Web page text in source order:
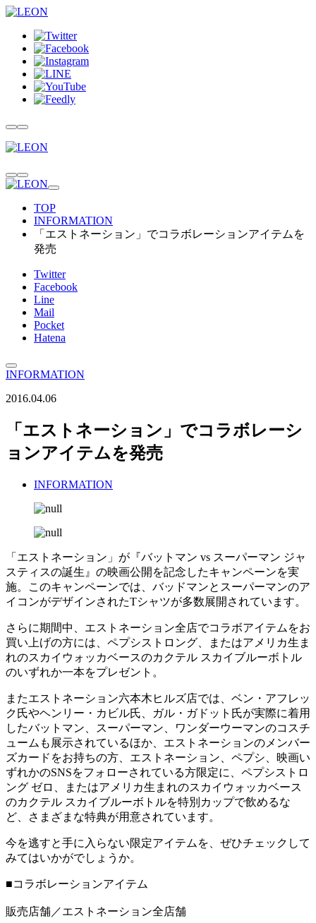
TOP
INFORMATION
「エストネーション」でコラボレーションアイテムを
発売
Twitter
Facebook
Line
Mail
Pocket
Hatena
INFORMATION
2016.04.06
「エストネーション」でコラボレーシ
ョンアイテムを発売
INFORMATION
「エストネーション」が『バットマン vs スーパーマン ジャ
スティスの誕生』の映画公開を記念したキャンペーンを実
施。このキャンペーンでは、バッドマンとスーパーマンのア
イコンがデザインされたTシャツが多数展開されています。
さらに期間中、エストネーション全店でコラボアイテムをお
買い上げの方には、ペプシストロング、またはアメリカ生ま
れのスカイウォッカベースのカクテル スカイブルーボトル
のいずれか一本をプレゼント。
またエストネーション六本木ヒルズ店では、ベン・アフレッ
ク氏やヘンリー・カビル氏、ガル・ガドット氏が実際に着用
したバットマン、スーパーマン、ワンダーウーマンのコスチ
ュームも展示されているほか、エストネーションのメンバー
ズカードをお持ちの方、エストネーション、ペプシ、映画い
ずれかのSNSをフォローされている方限定に、ペプシストロ
ング ゼロ、またはアメリカ生まれのスカイウォッカベース
のカクテル スカイブルーボトルを特別カップで飲めるな
ど、さまざまな特典が用意されています。
今を逃すと手に入らない限定アイテムを、ぜひチェックして
みてはいかがでしょうか。
■コラボレーションアイテム
販売店舗／エストネーション全店舗